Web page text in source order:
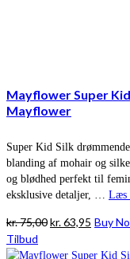
Mayflower Super
Mayflower
Super Kid Silk
blanding af mohair og
og blødhed perfekt til
eksklusive detaljer, … Læs
kr.75,00Den
pris
kr.63,95 Den
pris
Buy
Tilbud